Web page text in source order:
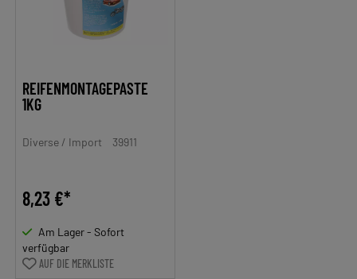
REIFENMONTAGEPASTE
1KG
Diverse / Import 39911
8,23 €*
Am Lager - Sofort
verfügbar
AUF DIE MERKLISTE